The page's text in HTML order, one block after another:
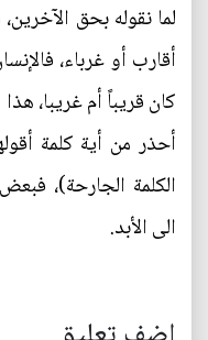
لما نقوله بحق
أقارب أو غرباء،
كان قريباً أم غريبا،
أحذر من أية كلمة
الكلمة الجارحة)،
الى الأبد.